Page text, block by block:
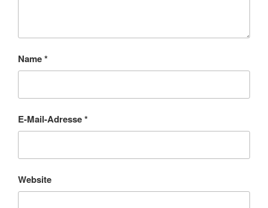
Name*
E-Mail-Adresse*
Website